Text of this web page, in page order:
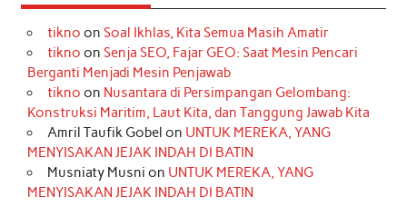
tikno on Soal Ikhlas, Kita Semua Masih Amatir
tikno on Senja SEO, Fajar GEO: Saat Mesin Pencari
Berganti Menjadi Mesin Penjawab
tikno on Nusantara di Persimpangan Gelombang:
Konstruksi Maritim, Laut Kita, dan Tanggung Jawab Kita
Amril Taufik Gobel on UNTUK MEREKA, YANG
MENYISAKAN JEJAK INDAH DI BATIN
Musniaty Musni on UNTUK MEREKA, YANG
MENYISAKAN JEJAK INDAH DI BATIN